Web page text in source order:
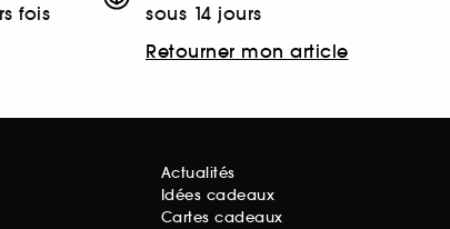
fois
sous 14 jours
Retourner mon article
Actualités
Idées cadeaux
Cartes cadeaux